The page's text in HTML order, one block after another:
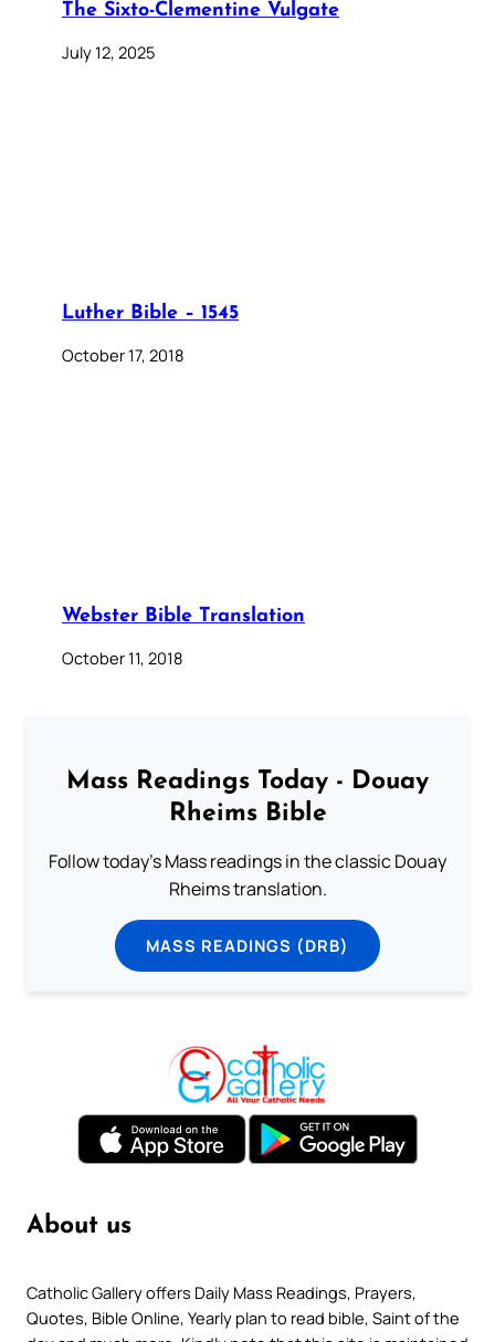
The Sixto-Clementine Vulgate
July 12, 2025
Luther Bible – 1545
October 17, 2018
Webster Bible Translation
October 11, 2018
Mass Readings Today - Douay
Rheims Bible
Follow today's Mass readings in the classic Douay
Rheims translation.
MASS READINGS (DRB)
About us
Catholic Gallery offers Daily Mass Readings, Prayers,
Quotes, Bible Online, Yearly plan to read bible, Saint of the